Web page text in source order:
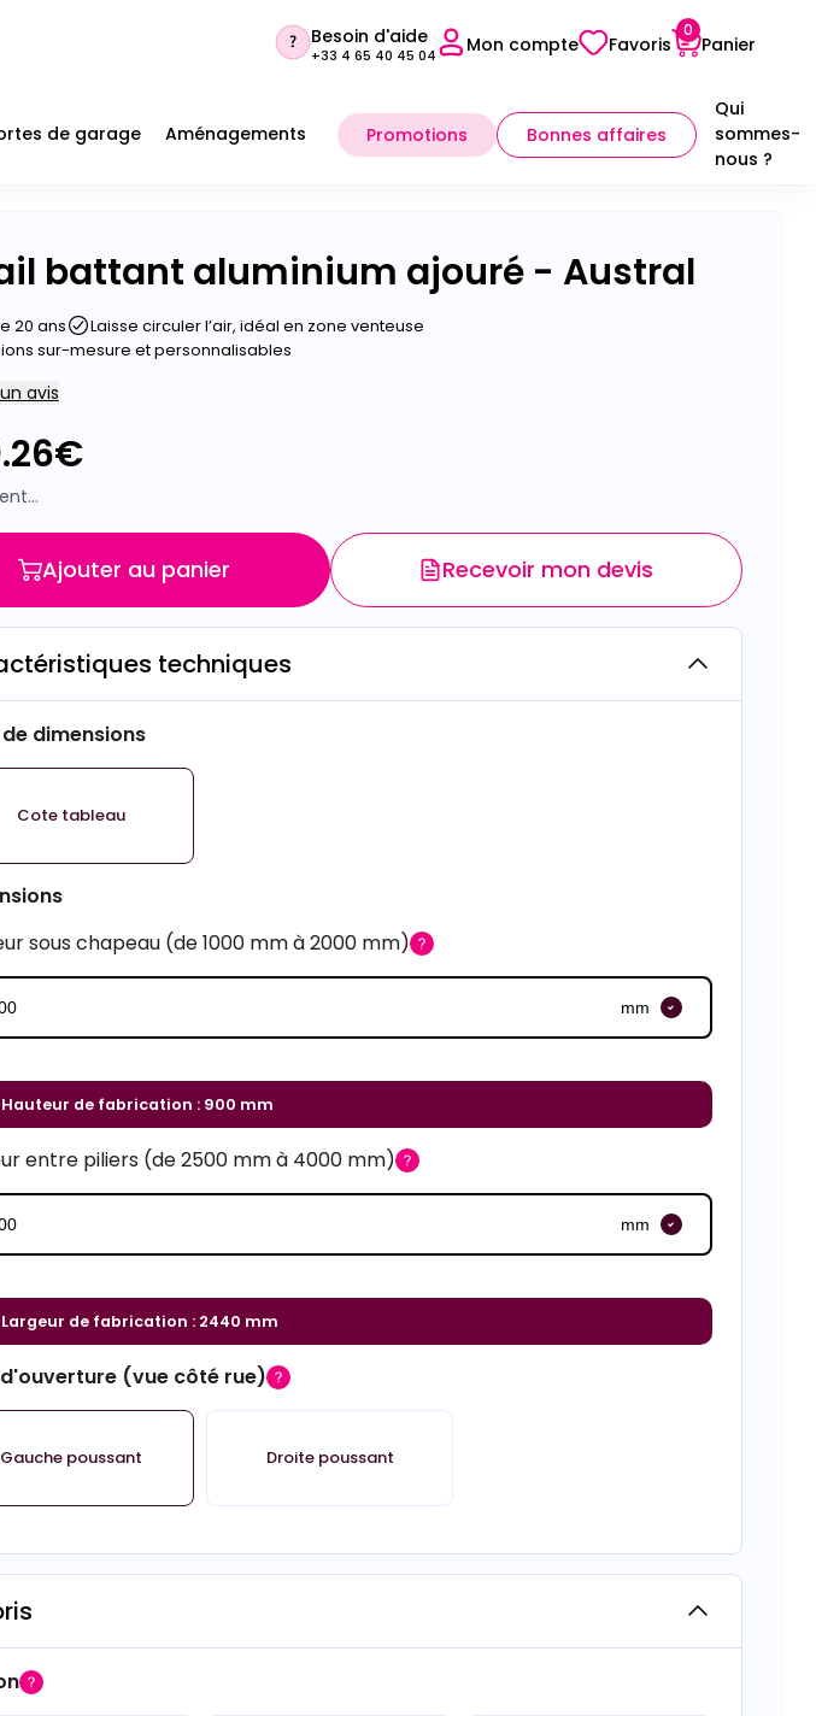
Sélectionner mon point conseil
Besoin d'aide
+33 4 65 40 45 04 Mon compte Favoris
0
Panier
de garage Aménagements Promotions Bonnes affaires
Qui
sommes-
nous ?
battant aluminium ajouré - Austral
20 ans
Laisse circuler l’air, idéal en zone venteuse
sur-mesure et personnalisables
avis
€
Ajouter au panier Recevoir mon devis
techniques
dimensions
Cote tableau
sous chapeau (de 1000 mm à 2000 mm)
mm
Hauteur de fabrication : 900 mm
entre piliers (de 2500 mm à 4000 mm)
mm
Largeur de fabrication : 2440 mm
d'ouverture (vue côté rue)
Gauche poussant Droite poussant